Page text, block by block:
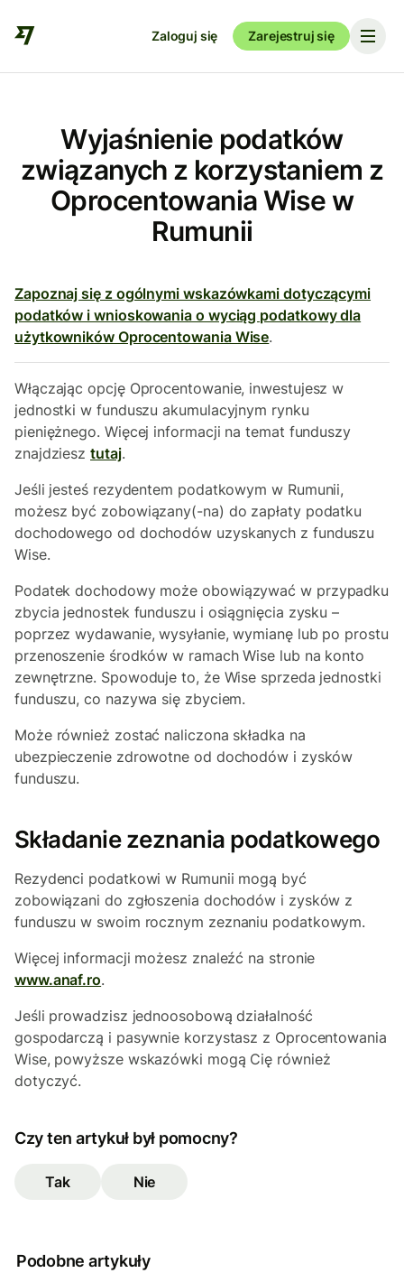
Zaloguj się Zarejestruj się
Wyjaśnienie podatków
związanych z korzystaniem z
Oprocentowania Wise w
Rumunii
Zapoznaj się z ogólnymi wskazówkami dotyczącymi
podatków i wnioskowania o wyciąg podatkowy dla
użytkowników Oprocentowania Wise.
Włączając opcję Oprocentowanie, inwestujesz w
jednostki w funduszu akumulacyjnym rynku
pieniężnego. Więcej informacji na temat funduszy
znajdziesztutaj.
Jeśli jesteś rezydentem podatkowym w Rumunii,
możesz być zobowiązany(-na) do zapłaty podatku
dochodowego od dochodów uzyskanych z funduszu
Wise.
Podatek dochodowy może obowiązywać w przypadku
zbycia jednostek funduszu i osiągnięcia zysku –
poprzez wydawanie, wysyłanie, wymianę lub po prostu
przenoszenie środków w ramach Wise lub na konto
zewnętrzne. Spowoduje to, że Wise sprzeda jednostki
funduszu, co nazywa się zbyciem.
Może również zostać naliczona składka na
ubezpieczenie zdrowotne od dochodów i zysków
funduszu.
Składanie zeznania podatkowego
Rezydenci podatkowi w Rumunii mogą być
zobowiązani do zgłoszenia dochodów i zysków z
funduszu w swoim rocznym zeznaniu podatkowym.
Więcej informacji możesz znaleźć na stronie
www.anaf.ro.
Jeśli prowadzisz jednoosobową działalność
gospodarczą i pasywnie korzystasz z Oprocentowania
Wise, powyższe wskazówki mogą Cię również
dotyczyć.
Czy ten artykuł był pomocny?
Tak Nie
Podobne artykuły